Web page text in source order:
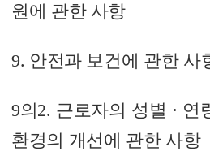
원에 관한 사항
9. 안전과 보건에 관한 사
9의2. 근로자의 성별 ·
환경의 개선에 관한 사항